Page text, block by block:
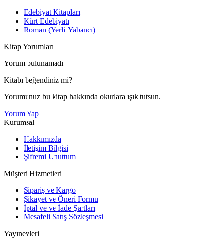
Edebiyat Kitapları
Kürt Edebiyatı
Roman (Yerli-Yabancı)
Kitap Yorumları
Yorum bulunamadı
Kitabı beğendiniz mi?
Yorumunuz bu kitap hakkında okurlara ışık tutsun.
Yorum Yap
Kurumsal
Hakkımızda
İletişim Bilgisi
Şifremi Unuttum
Müşteri Hizmetleri
Sipariş ve Kargo
Şikayet ve Öneri Formu
İptal ve ve İade Şartları
Mesafeli Satış Sözleşmesi
Yayınevleri